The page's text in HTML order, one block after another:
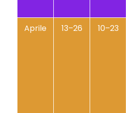
Aprile
13–26 10–23